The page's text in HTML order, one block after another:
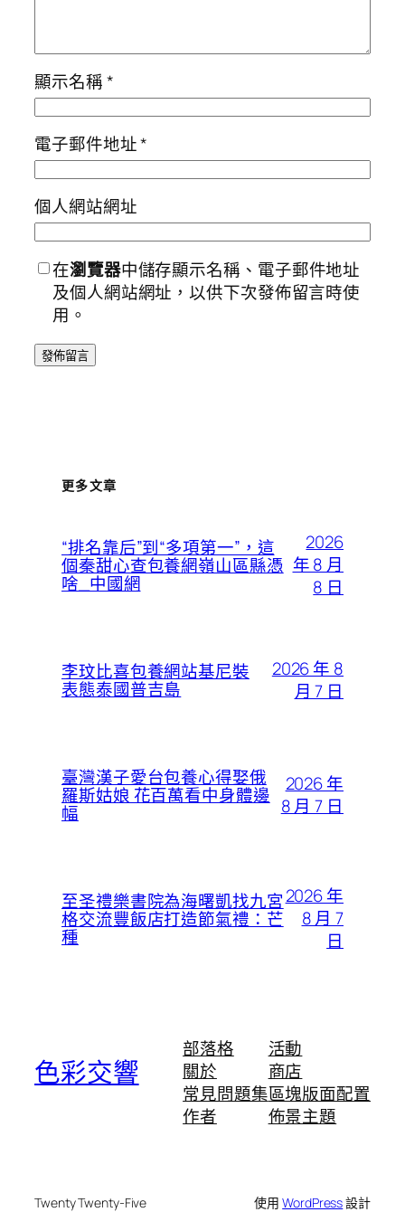
顯示名稱*
電子郵件地址*
個人網站網址
在瀏覽器中儲存顯示名稱、電子郵件地址
及個人網站網址，以供下次發佈留言時使
用。
更多文章
“排名靠后”到“多項第一”，這
個秦甜心查包養網嶺山區縣憑
啥_中國網
2026
年 8 月
8 日
李玟比喜包養網站基尼裝
表態泰國普吉島
2026 年 8
月 7 日
臺灣漢子愛台包養心得娶俄
羅斯姑娘 花百萬看中身體邊
幅
2026 年
8 月 7 日
至圣禮樂書院為海曙凱找九宮
格交流豐飯店打造節氣禮：芒
種
2026 年
8 月 7
日
色彩交響
部落格
關於
常見問題集
作者
活動
商店
區塊版面配置
佈景主題
Twenty Twenty-Five 使用WordPress設計